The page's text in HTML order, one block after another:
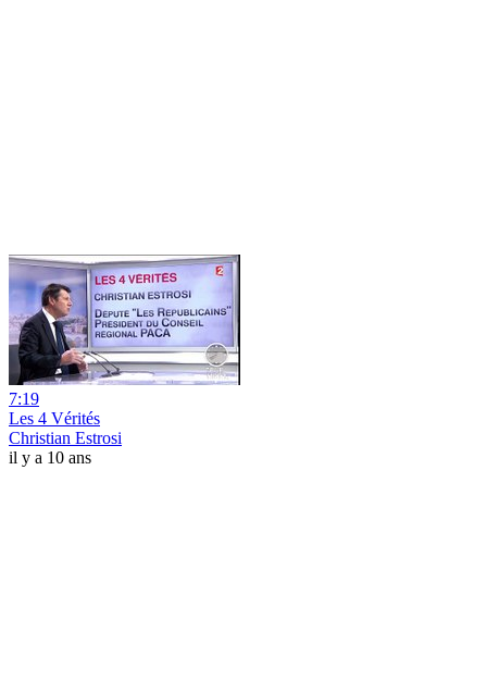
7:19
Les 4 Vérités
Christian Estrosi
il y a 10 ans